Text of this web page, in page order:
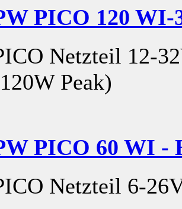
PICO 120 WI-
Netzteil 12-
Peak)
PICO 60 WI -
Netzteil 6-